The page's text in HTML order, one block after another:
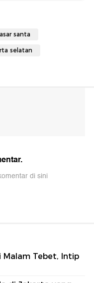
santa
selatan
di sini
Malam Tebet, Intip